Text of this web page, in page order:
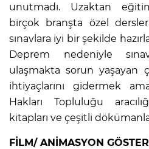
unutmadı. Uzaktan
birçok branşta özel
sınavlara iyi bir şekilde
Deprem nedeniyle
ulaşmakta sorun yaşayan
ihtiyaçlarını gidermek
Hakları Topluluğu
kitapları ve çeşitli
FİLM/ ANİMASYON